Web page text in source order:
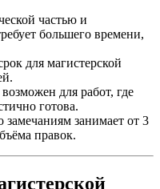
частью и
большего времени,
для магистерской
для работ, где
готова.
замечаниям занимает от 3
правок.